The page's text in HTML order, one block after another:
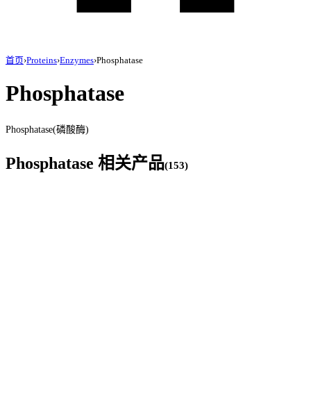
首页›Proteins›Enzymes›Phosphatase
Phosphatase
Phosphatase(磷酸酶)
Phosphatase 相关产品(153)